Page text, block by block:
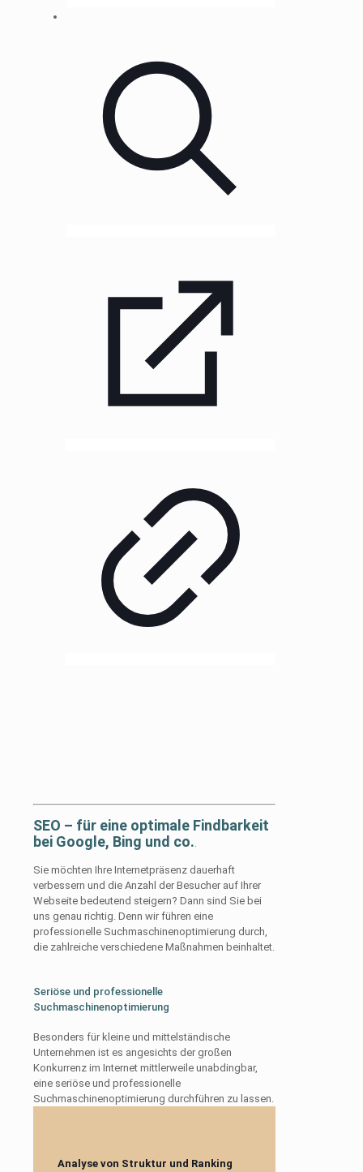
SEO – für eine optimale Findbarkeit
bei Google, Bing und co.
Sie möchten Ihre Internetpräsenz dauerhaft
verbessern und die Anzahl der Besucher auf Ihrer
Webseite bedeutend steigern? Dann sind Sie bei
uns genau richtig. Denn wir führen eine
professionelle Suchmaschinenoptimierung durch,
die zahlreiche verschiedene Maßnahmen beinhaltet.
Seriöse und professionelle
Suchmaschinenoptimierung
Besonders für kleine und mittelständische
Unternehmen ist es angesichts der großen
Konkurrenz im Internet mittlerweile unabdingbar,
eine seriöse und professionelle
Suchmaschinenoptimierung durchführen zu lassen.
Analyse von Struktur und Ranking